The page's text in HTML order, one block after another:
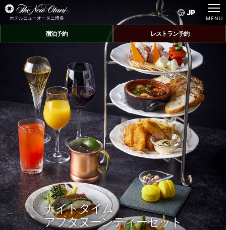
ホテルニューオータニ博多
JP
宿泊予約 レストラン予約
ナイトタイム
アフタヌーンティーセット